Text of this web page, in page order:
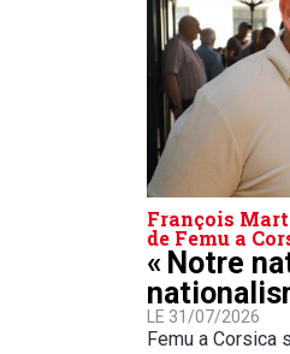
François
de Femu a
« Notre
LE 31/07/2026
Femu a Corsica